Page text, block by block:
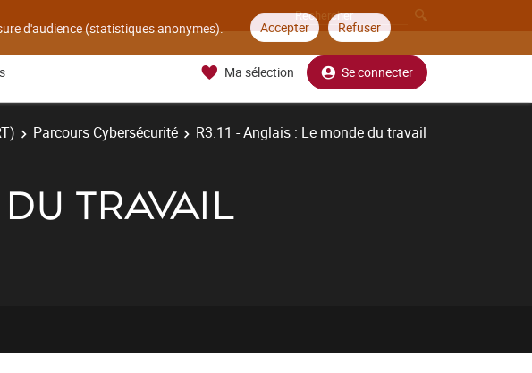
d'audience (statistiques anonymes). Accepter Refuser
Ma sélection Se connecter
Parcours Cybersécurité R3.11 - Anglais : Le monde du travail
TRAVAIL